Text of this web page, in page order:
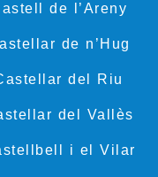
de l’Areny
de n’Hug
del Riu
del Vallès
i el Vilar